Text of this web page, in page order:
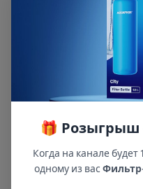
Описание и
🎁 Розыгрыш
Когда на канале
одному из вас